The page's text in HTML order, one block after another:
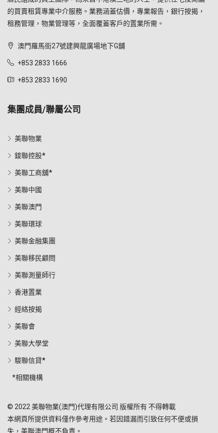
的買賣租賃專業中介服務。業務涵蓋估價，專業報告，銀行按揭，
租務管理，物業管理等，全面覆蓋客戶的置業所需。
澳門羅馬街27號建興龍廣場地下G舖
+853 2833 1666
+853 2833 1690
集團成員/聯屬公司
美聯物業
鋑聯控股*
美聯工商舖*
美聯中國
美聯澳門
美聯環球
美聯金融集團
美聯移民顧問
美聯測量師行
香港置業
經絡按揭
美聯會
美聯大學堂
駿聯信貸*
*相關機構
© 2022 美聯物業(澳門)代理有限公司 版權所有 不得轉載
本網頁所提供資料僅作參考用途。若因錯漏而引致任何不便或損
失，美聯澳門概不負責。